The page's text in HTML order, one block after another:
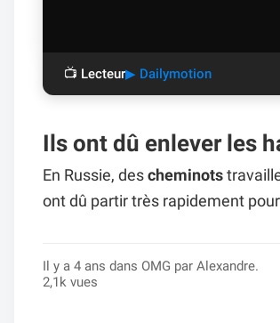
📺 Lecteur▶ Dailymotion
Ils ont dû enlever les
En Russie, des cheminots
ont dû partir très rapidement
Il y a 4 ans dans OMG par Alexandre.
2,1k vues